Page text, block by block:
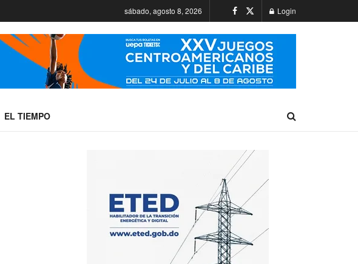
sábado, agosto 8, 2026 Login
EL TIEMPO